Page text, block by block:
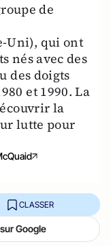
de
Uni), qui ont
nés avec des
des doigts
et 1990. La
la
lutte pour
CLASSER
Google